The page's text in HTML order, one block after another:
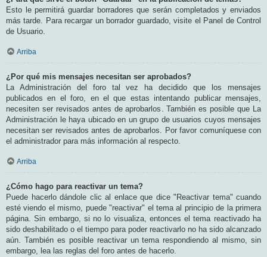
Esto le permitirá guardar borradores que serán completados y enviados
más tarde. Para recargar un borrador guardado, visite el Panel de Control
de Usuario.
Arriba
¿Por qué mis mensajes necesitan ser aprobados?
La Administración del foro tal vez ha decidido que los mensajes
publicados en el foro, en el que estas intentando publicar mensajes,
necesiten ser revisados antes de aprobarlos. También es posible que La
Administración le haya ubicado en un grupo de usuarios cuyos mensajes
necesitan ser revisados antes de aprobarlos. Por favor comuníquese con
el administrador para más información al respecto.
Arriba
¿Cómo hago para reactivar un tema?
Puede hacerlo dándole clic al enlace que dice "Reactivar tema" cuando
esté viendo el mismo, puede "reactivar" el tema al principio de la primera
página. Sin embargo, si no lo visualiza, entonces el tema reactivado ha
sido deshabilitado o el tiempo para poder reactivarlo no ha sido alcanzado
aún. También es posible reactivar un tema respondiendo al mismo, sin
embargo, lea las reglas del foro antes de hacerlo.